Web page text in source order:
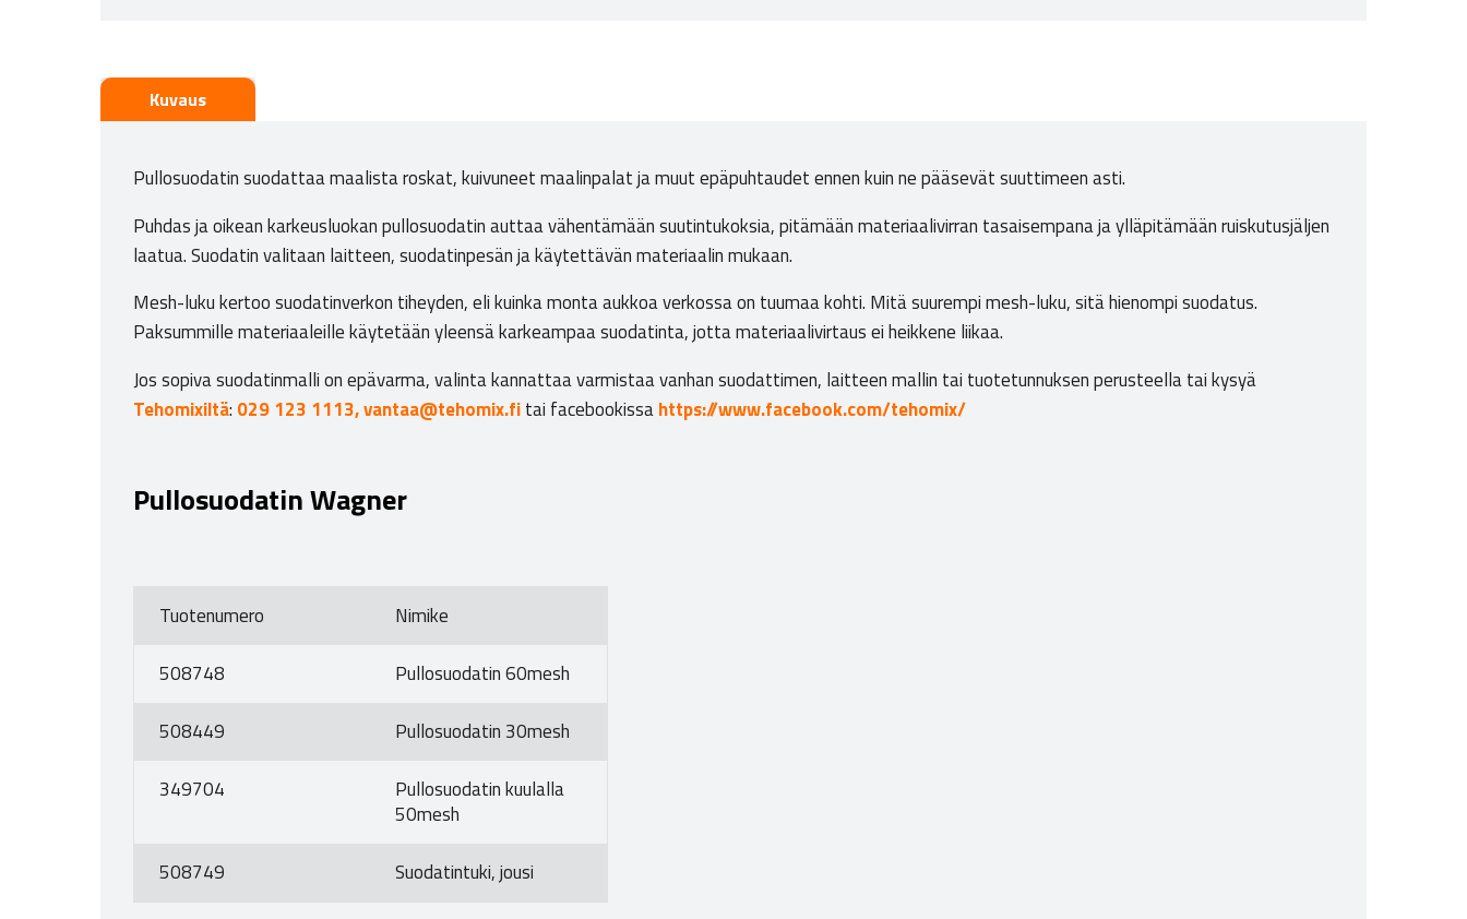
Kuvaus
Pullosuodatin suodattaa maalista roskat, kuivuneet maalinpalat ja muut epäpuhtaudet ennen kuin ne pääsevät suuttimeen asti.
Puhdas ja oikean karkeusluokan pullosuodatin auttaa vähentämään suutintukoksia, pitämään materiaalivirran tasaisempana ja ylläpitämään ruiskutusjäljen
laatua. Suodatin valitaan laitteen, suodatinpesän ja käytettävän materiaalin mukaan.
Mesh-luku kertoo suodatinverkon tiheyden, eli kuinka monta aukkoa verkossa on tuumaa kohti. Mitä suurempi mesh-luku, sitä hienompi suodatus.
Paksummille materiaaleille käytetään yleensä karkeampaa suodatinta, jotta materiaalivirtaus ei heikkene liikaa.
Jos sopiva suodatinmalli on epävarma, valinta kannattaa varmistaa vanhan suodattimen, laitteen mallin tai tuotetunnuksen perusteella tai kysyä
Tehomixiltä: 029 123 1113,vantaa@tehomix.fitai facebookissahttps://www.facebook.com/tehomix/
Pullosuodatin Wagner
Tuotenumero Nimike
508748 Pullosuodatin 60mesh
508449 Pullosuodatin 30mesh
349704
Pullosuodatin kuulalla
50mesh
508749 Suodatintuki, jousi